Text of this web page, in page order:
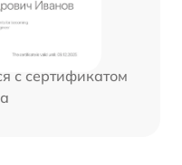
с сертификатом